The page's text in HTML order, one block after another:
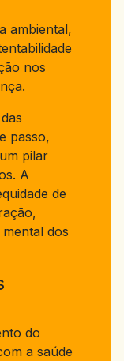
ambiental,
nos
passo,
pilar
A
de
dos
do
a saúde